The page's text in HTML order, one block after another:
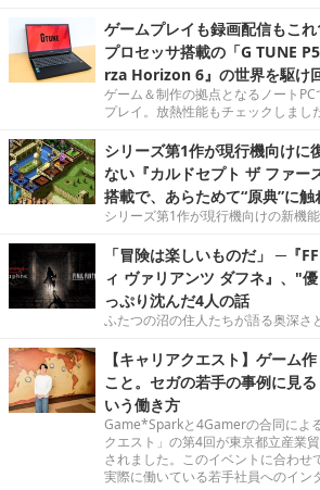
ゲームプレイも録画配信もこ
プロセッサ搭載の「G TUNE
rza Horizon 6』の世界を駆け
ゲーム＆制作の拠点となるノート
プレイ。放熱性能もチェックしまし
シリーズ第1作が現行機向けに
ない『カルドセプト ザ ファー
搭載で、あらためて“原典”に触
シリーズ第1作が現行機向けの新機
「冒険は楽しいものだ」 ─『
ィ ヴァリアンツ ダフネ』、"
っぷり沈んだ4人の話
ふたつの沼の住人たちが語る奥深さ
【キャリアクエスト】ゲーム
こと。セガの若手の事例に見
いう働き方
Game*Sparkと4Gamerの合同によ
クエスト」の第4回が東京都立産業
されました。このイベントに合わせ
実際に働いている若手社員へのイン